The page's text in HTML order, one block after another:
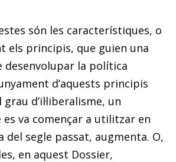
són les característiques, o
els principis, que guien una
desenvolupar la política
d’aquests principis
d’il·liberalisme, un
es va començar a utilitzar en
del segle passat, augmenta. O,
en aquest Dossier,